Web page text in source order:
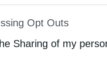
Participantsthat may
Opt Outs
Sharing of my
στους Αγίους και
γραφής και της
και στη